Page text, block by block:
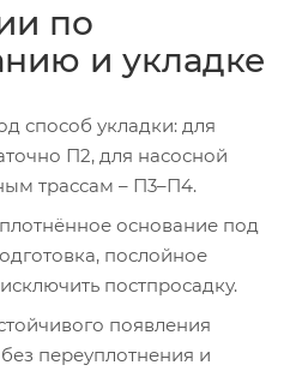
по
и укладке
способ укладки: для
П2, для насосной
трассам – П3–П4.
основание под
послойное
постпросадку.
появления
переуплотнения и